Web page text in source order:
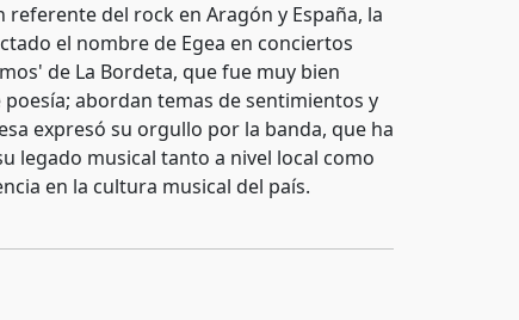
del rock en Aragón y España, la
el nombre de Egea en conciertos
de La Bordeta, que fue muy bien
poesía; abordan temas de sentimientos y
expresó su orgullo por la banda, que ha
legado musical tanto a nivel local como
en la cultura musical del país.